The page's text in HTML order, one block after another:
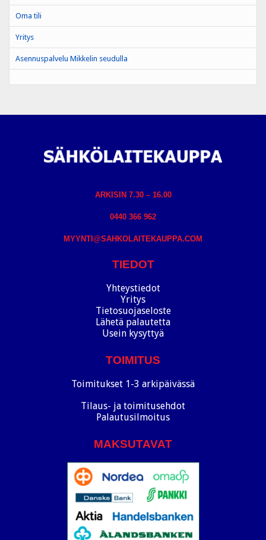
Oma tili
Yritys
Asennuspalvelu Mikkelin seudulla
ARKISIN 7.30 – 16.00
0440 366 962
MYYNTI@SAHKOLAITEKAUPPA.COM
TIEDOT
Yhteystiedot
Yritys
Tietosuojaseloste
Lähetä palautetta
Usein kysyttyä
TOIMITUS
Toimitukset 1-3 arkipäivässä
Tilaus- ja toimitusehdot
Palautusilmoitus
MAKSUTAVAT